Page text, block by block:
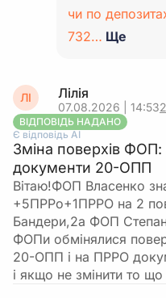
чи по
732… Ще
ЛІ Лілія
07.08.2026 | 14:53
ВІДПОВІДЬ НАДАНО
Є відповідь АІ
Зміна поверхів
документи 20-ОПП
Вітаю!ФОП Власенко
+5ПРРо+1ПРРО на 2
Бандери,2а ФОП
ФОПи обмінялися
20-ОПП і на ПРРО
і якщо не змінити то